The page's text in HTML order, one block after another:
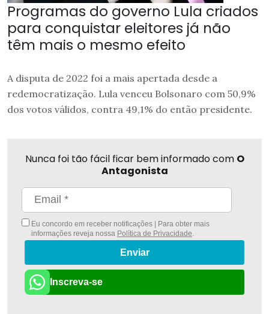
Programas do governo Lula criados
para conquistar eleitores já não
têm mais o mesmo efeito
A disputa de 2022 foi a mais apertada desde a
redemocratização. Lula venceu Bolsonaro com 50,9%
dos votos válidos, contra 49,1% do então presidente.
Nunca foi tão fácil ficar bem informado com O
Antagonista
Eu concordo em receber notificações | Para obter mais
informações reveja nossa Política de Privacidade
Enviar
Inscreva-se